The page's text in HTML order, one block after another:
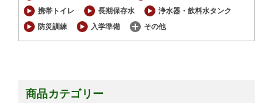
携帯トイレ
長期保存水
浄水器・飲料水タンク
防災訓練
入学準備 その他
商品カテゴリー